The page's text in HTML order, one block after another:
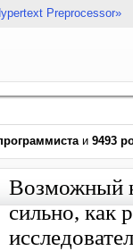
Preprocessor»
и 9493
Возможный
сильно, как